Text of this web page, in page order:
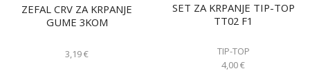
ZEFAL CRV ZA KRPANJE
GUME 3KOM
3,19€
SET ZA KRPANJE TIP-TOP
TT02 F1
TIP-TOP
4,00€